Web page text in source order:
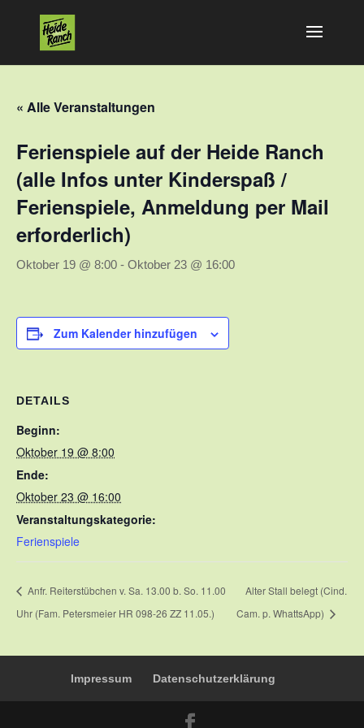
« Alle Veranstaltungen
Ferienspiele auf der Heide Ranch
(alle Infos unter Kinderspaß /
Ferienspiele, Anmeldung per Mail
erforderlich)
Oktober 19 @ 8:00 - Oktober 23 @ 16:00
Zum Kalender hinzufügen
DETAILS
Beginn:
Oktober 19 @ 8:00
Ende:
Oktober 23 @ 16:00
Veranstaltungskategorie:
Ferienspiele
Anfr. Reiterstübchen v. Sa. 13.00 b. So. 11.00
Uhr (Fam. Petersmeier HR 098-26 ZZ 11.05.)
Alter Stall belegt (Cind.
Cam. p. WhattsApp)
Impressum Datenschutzerklärung